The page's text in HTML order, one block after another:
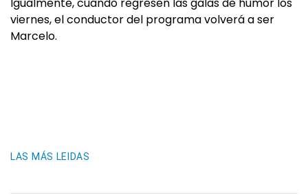
viernes, el conductor del programa volverá a ser
Marcelo.
LAS MÁS LEIDAS